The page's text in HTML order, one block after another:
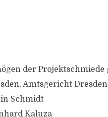
der
Amtsgericht Dresden
Schmidt
Kaluza